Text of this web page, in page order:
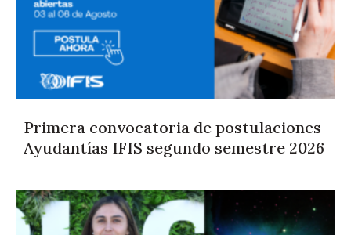
Primera convocatoria de postulaciones
Ayudantías IFIS segundo semestre 2026